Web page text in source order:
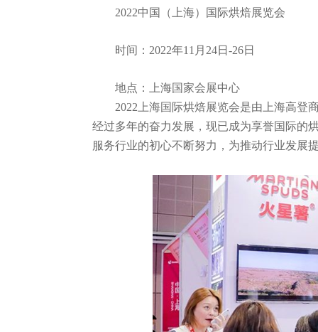
2022中国（ 上海）国际烘焙展览会
时间： 2022年11月24日-26日
地点：上海国家会展中心
2022上海国际烘焙展览会是由上海高登商
经过多年的奋力发展，现已成为享誉国际的
服务行业的初心不断努力，为推动行业发展